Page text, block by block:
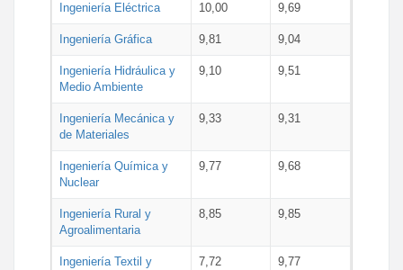
Ingeniería Eléctrica 10,00 9,69
Ingeniería Gráfica 9,81 9,04
Ingeniería Hidráulica y
Medio Ambiente
9,10 9,51
Ingeniería Mecánica y
de Materiales
9,33 9,31
Ingeniería Química y
Nuclear
9,77 9,68
Ingeniería Rural y
Agroalimentaria
8,85 9,85
Ingeniería Textil y
7,72 9,77